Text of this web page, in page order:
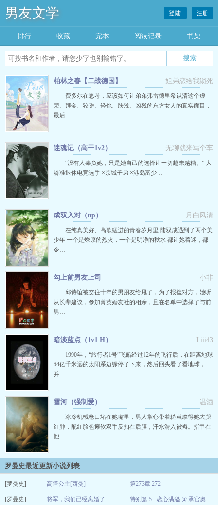
男友文学 登陆 注册
排行 收藏 完本 阅读记录 书架
姐弟恋给我锁死
柏林之春【二战德国】
费多尔在思考，应该如何让弟弟弗雷德里希认清这个虚
荣、拜金、狡诈、轻佻、肤浅、凶残的东方女人的真实面目，
最后…
无聊就来写个车
迷魂记（高干1v2）
“没有人辜负她，只是她自己的选择让一切越来越糟。” 大
龄准退休电竞选手 ×京城子弟 ×港岛富少 …
月白风清
成双入对（np）
在纯真美好、高歌猛进的青春岁月里 陆双成遇到了两个美
少年 一个是燎原的烈火，一个是明净的秋水 都让她着迷，都
令…
小非
勾上前男友上司
邱诗谊被交往十年的男朋友给甩了，为了报復对方，她听
从长辈建议，参加菁英婚友社的相亲，且在名单中选择了与前
男…
Liii43
暗淡蓝点（1v1 H）
1990年，“旅行者1号”飞船经过12年的飞行后，在距离地球
64亿千米远的太阳系边缘停了下来，然后回头看了看地球，
并…
温酒
雪河（强制爱）
冰冷机械枪口堵在她嘴里，男人掌心带着糙茧摩得她大腿
红肿，酡红脸色瘫软双手反扣在后腰，汗水滑入被褥。指甲在
他…
罗曼史最近更新小说列表
[罗曼史] 高塔公主[西曼] 第273章 272
飞樱 08-05
[罗曼史] 将军，我们已经离婚了 特别篇 5 - 恋心满溢 @ 承官奥